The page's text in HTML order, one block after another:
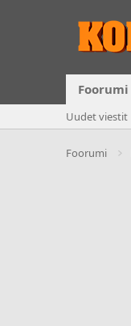
Foorumi
Uudet viestit
Foorumi